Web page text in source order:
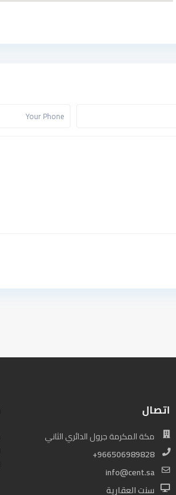
اتصال
مكة المكرمة جرول الدائري الثاني
+966506989828
info@cent.sa
سنت العقارية